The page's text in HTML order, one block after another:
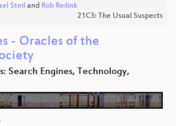
Steil and Rob Reilink
21C3: The Usual Suspects
- Oracles of the
Search Engines, Technology,